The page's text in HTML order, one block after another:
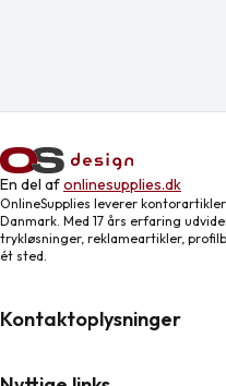
En del afonlinesupplies.dk
OnlineSupplies leverer
Danmark. Med 17 års erfaring
trykløsninger, reklameartikler,
ét sted.
Kontaktoplysninger